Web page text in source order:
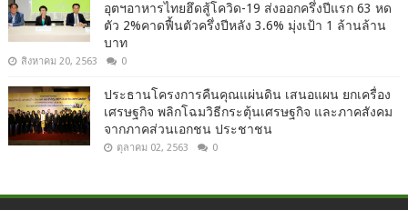
อุตฯอาหารไทยฮึดสู้โควิด-19 ส่งออกครึ่งปีแรก 63 หด
ตัว 2%คาดฟื้นตัวครึ่งปีหลัง 3.6% มุ่งเป้า 1 ล้านล้าน
บาท
สิงหาคม 20, 2563 0
ประธานโครงการคืนคุณแผ่นดิน เสนอแผน ยกเครื่อง
เศรษฐกิจ พลิกโฉมวิธีกระตุ้นเศรษฐกิจ และภาคสังคม
จากภาคส่วนเอกชน ประชาชน
ตุลาคม 02, 2563 0